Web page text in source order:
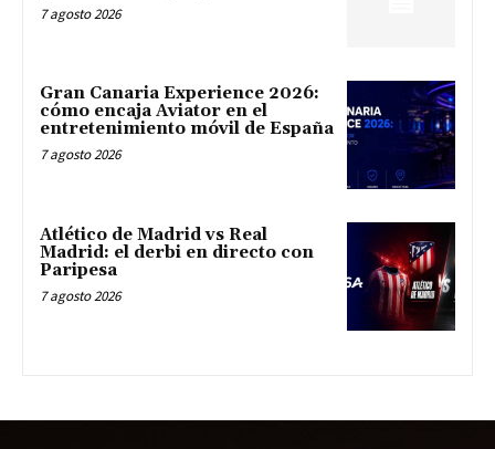
7 agosto 2026
Gran Canaria Experience 2026:
cómo encaja Aviator en el
entretenimiento móvil de España
7 agosto 2026
Atlético de Madrid vs Real
Madrid: el derbi en directo con
Paripesa
7 agosto 2026